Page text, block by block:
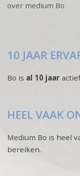
over medium Bo
10 JAAR
Bo is al 10 jaar
HEEL VAAK
Medium Bo is heel
bereiken.